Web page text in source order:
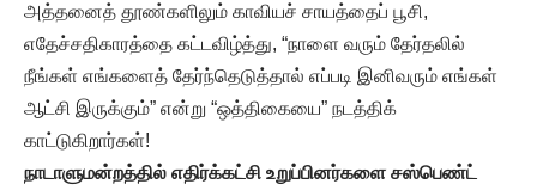
அத்தனைத் தூண்களிலும் காவியச் சாயத்தைப் பூசி,
எதேச்சதிகாரத்தை கட்டவிழ்த்து, “நாளை வரும் தேர்தலில்
நீங்கள் எங்களைத் தேர்ந்தெடுத்தால் எப்படி இனிவரும் எங்கள்
ஆட்சி இருக்கும்” என்று “ஒத்திகையை” நடத்திக்
காட்டுகிறார்கள்!
நாடாளுமன்றத்தில் எதிர்க்கட்சி உறுப்பினர்களை சஸ்பெண்ட்